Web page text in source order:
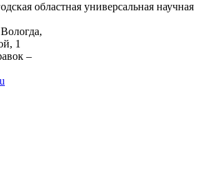
областная универсальная научная
1
–